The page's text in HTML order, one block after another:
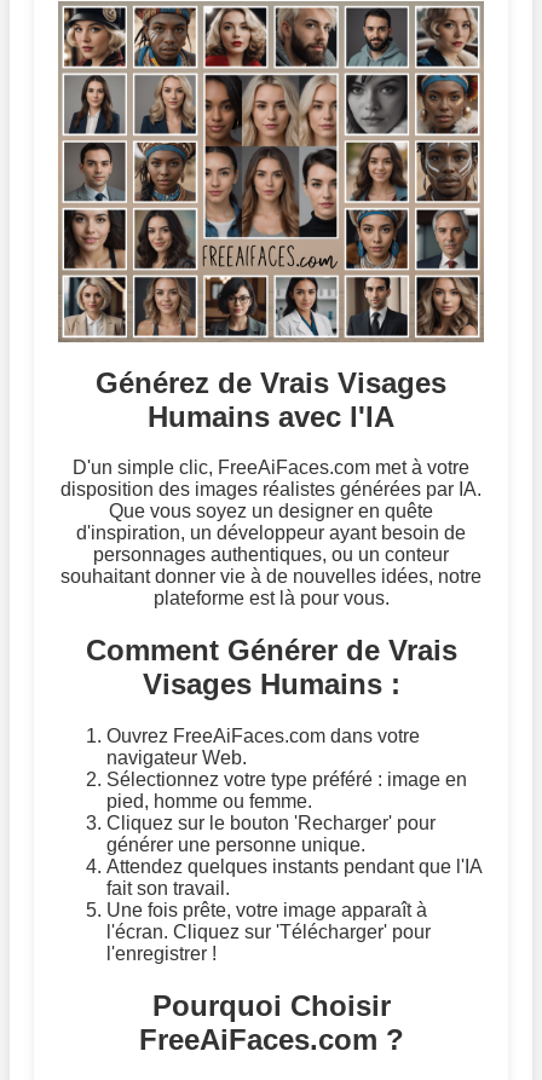
Générez de Vrais Visages
Humains avec l'IA
D'un simple clic, FreeAiFaces.com met à votre
disposition des images réalistes générées par IA.
Que vous soyez un designer en quête
d'inspiration, un développeur ayant besoin de
personnages authentiques, ou un conteur
souhaitant donner vie à de nouvelles idées, notre
plateforme est là pour vous.
Comment Générer de Vrais
Visages Humains :
Ouvrez FreeAiFaces.com dans votre
navigateur Web.
Sélectionnez votre type préféré : image en
pied, homme ou femme.
Cliquez sur le bouton 'Recharger' pour
générer une personne unique.
Attendez quelques instants pendant que l'IA
fait son travail.
Une fois prête, votre image apparaît à
l'écran. Cliquez sur 'Télécharger' pour
l'enregistrer !
Pourquoi Choisir
FreeAiFaces.com ?